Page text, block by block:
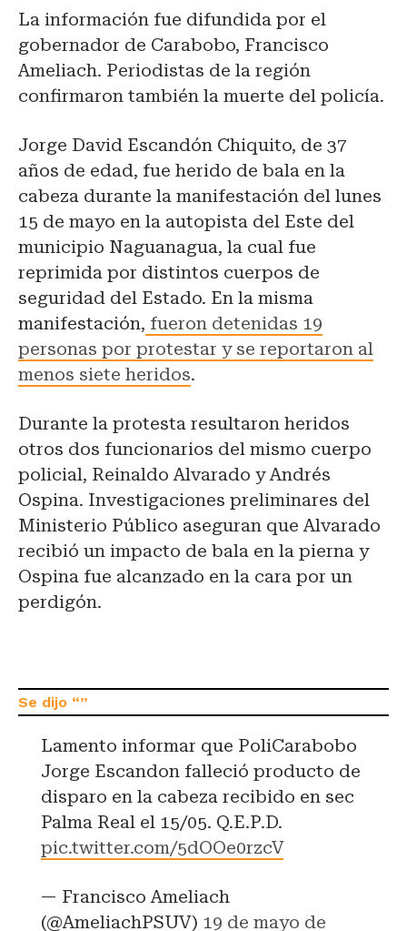
La información fue difundida por el
gobernador de Carabobo, Francisco
Ameliach. Periodistas de la región
confirmaron también la muerte del policía.
Jorge David Escandón Chiquito, de 37
años de edad, fue herido de bala en la
cabeza durante la manifestación del lunes
15 de mayo en la autopista del Este del
municipio Naguanagua, la cual fue
reprimida por distintos cuerpos de
seguridad del Estado. En la misma
manifestación, fueron detenidas 19
personas por protestar y se reportaron al
menos siete heridos.
Durante la protesta resultaron heridos
otros dos funcionarios del mismo cuerpo
policial, Reinaldo Alvarado y Andrés
Ospina. Investigaciones preliminares del
Ministerio Público aseguran que Alvarado
recibió un impacto de bala en la pierna y
Ospina fue alcanzado en la cara por un
perdigón.
Lamento informar que PoliCarabobo
Jorge Escandon falleció producto de
disparo en la cabeza recibido en sec
Palma Real el 15/05. Q.E.P.D.
pic.twitter.com/5dOOe0rzcV
— Francisco Ameliach
(@AmeliachPSUV) 19 de mayo de